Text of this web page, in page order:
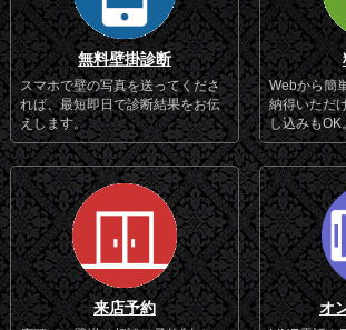
無料壁掛診断
スマホで壁の写真を送ってくださ
れば、最短即日で診断結果をお伝
えします。
Webから簡
納得いただ
し込みもOK
来店予約 オ